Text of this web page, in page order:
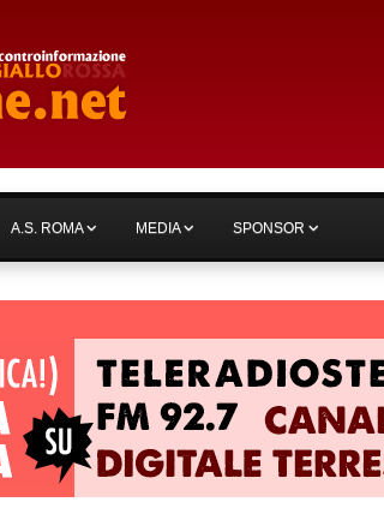
A.S. ROMA MEDIA SPONSOR